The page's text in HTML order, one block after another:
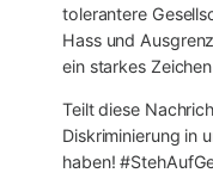
tolerantere
Hass und
ein starkes Zeichen
Teilt diese
Diskriminierung in
haben!